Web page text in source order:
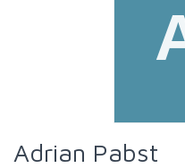
Adrian Pabst